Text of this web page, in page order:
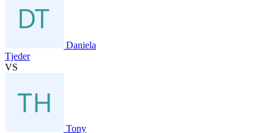
Daniela
Tjeder
VS
Tony